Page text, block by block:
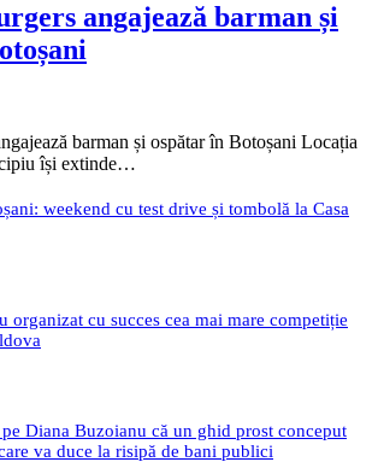
angajează barman și
barman și ospătar în Botoșani Locația
își extinde…
weekend cu test drive și tombolă la Casa
organizat cu succes cea mai mare competiție
Diana Buzoianu că un ghid prost conceput
va duce la risipă de bani publici